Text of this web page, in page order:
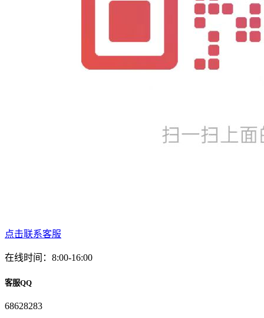
点击联系客服
在线时间：8:00-16:00
客服QQ
68628283